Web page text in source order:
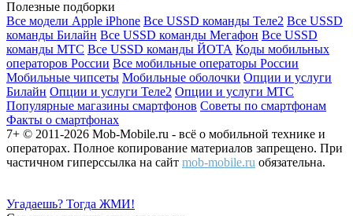
Полезные подборки
Все модели Apple iPhone Все USSD команды Теле2 Все USSD
команды Билайн Все USSD команды Мегафон Все USSD
команды МТС Все USSD команды ЙОТА Коды мобильных
операторов России Все мобильные операторы России
Мобильные чипсеты Мобильные оболочки Опции и услуги
Билайн Опции и услуги Теле2 Опции и услуги МТС
Популярные магазины смартфонов Советы по смартфонам
Факты о смартфонах
7+ © 2011-2026 Mob-Mobile.ru - всё о мобильной технике и
операторах. Полное копирование материалов запрещено. При
частичном гиперссылка на сайт mob-mobile.ru обязательна.
Угадаешь? Тогда ЖМИ!